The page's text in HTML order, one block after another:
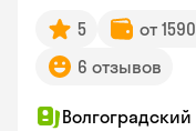
5 от
6 отзывов